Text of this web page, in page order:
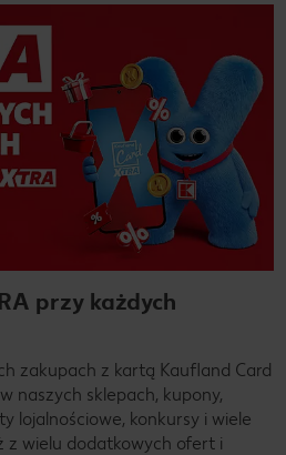
przy każdych
zakupach z kartą Kaufland Card
naszych sklepach, kupony,
lojalnościowe, konkursy i wiele
z wielu dodatkowych ofert i